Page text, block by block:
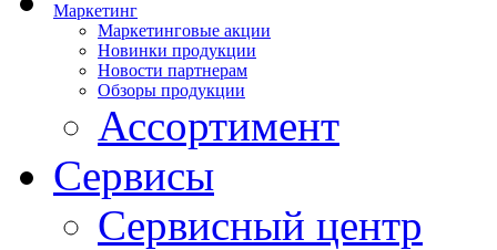
Маркетинг
Маркетинговые акции
Новинки продукции
Новости партнерам
Обзоры продукции
Ассортимент
Сервисы
Сервисный центр